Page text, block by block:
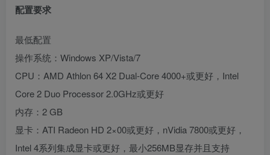
配置要求
最低配置
操作系统：Windows XP/Vista/7
CPU：AMD Athlon 64 X2 Dual-Core 4000+或更好，Intel
Core 2 Duo Processor 2.0GHz或更好
内存：2 GB
显卡：ATI Radeon HD 2×00或更好，nVidia 7800或更好，
Intel 4系列集成显卡或更好，最小256MB显存并且支持